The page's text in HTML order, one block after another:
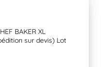
BAKER XL
sur devis) Lot